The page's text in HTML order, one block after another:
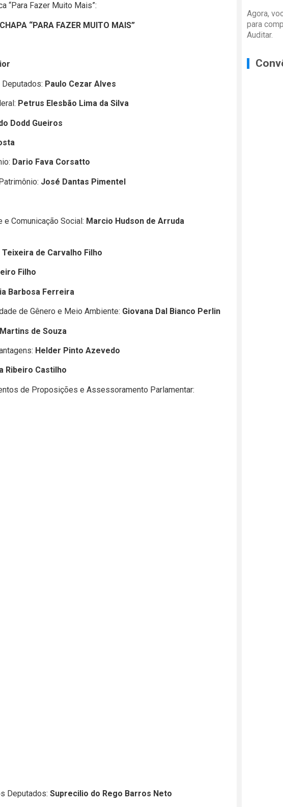
“Para Fazer Muito Mais”:
“PARA FAZER MUITO MAIS”
Paulo Cezar Alves
Petrus Elesbão Lima da Silva
Dodd Gueiros
Dario Fava Corsatto
José Dantas Pimentel
Comunicação Social: Marcio Hudson de Arruda
Teixeira de Carvalho Filho
Filho
Barbosa Ferreira
de Gênero e Meio Ambiente: Giovana Dal Bianco Perlin
de Souza
Helder Pinto Azevedo
Ribeiro Castilho
de Proposições e Assessoramento Parlamentar:
Deputados: Suprecilio do Rego Barros Neto
Agora,
para
Auditar.